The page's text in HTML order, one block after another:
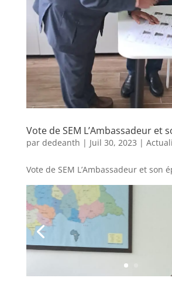
Vote de SEM L’Ambassadeur et
par dedeanth | Juil 30, 2023 |
Vote de SEM L’Ambassadeur et son